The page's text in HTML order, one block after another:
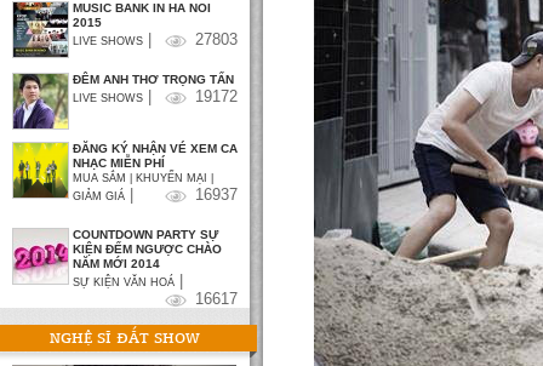
MUSIC BANK IN HA NOI
2015
LIVE SHOWS 27803
ĐÊM ANH THƠ TRỌNG TẤN
LIVE SHOWS 19172
ĐĂNG KÝ NHẬN VÉ XEM CA
NHẠC MIỄN PHÍ
MUA SẮM | KHUYẾN MẠI |
GIẢM GIÁ
16937
COUNTDOWN PARTY SỰ
KIỆN ĐẾM NGƯỢC CHÀO
NĂM MỚI 2014
SỰ KIỆN VĂN HOÁ
16617
NGHỆ SĨ ĐẮT SHOW